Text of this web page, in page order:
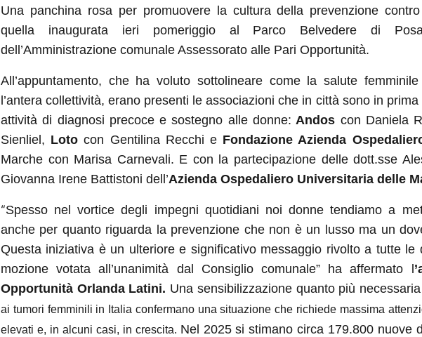
Una panchina rosa per promuovere la cultura della prevenzione
quella inaugurata ieri pomeriggio al Parco Belvedere di
dell’Amministrazione comunale Assessorato alle Pari Opportunità.
All’appuntamento, che ha voluto sottolineare come la salute
l’antera collettività, erano presenti le associazioni che in città sono in
attività di diagnosi precoce e sostegno alle donne: Andos con Daniela
Sienliel, Lotocon Gentilina Recchi e Fondazione Azienda
Marche con Marisa Carnevali. E con la partecipazione delle dott.sse
Giovanna Irene Battistoni dell’Azienda Ospedaliero Universitaria delle
“Spesso nel vortice degli impegni quotidiani noi donne tendiamo a
anche per quanto riguarda la prevenzione che non è un lusso ma un
Questa iniziativa è un ulteriore e significativo messaggio rivolto a tutte le
mozione votata all’unanimità dal Consiglio comunale” ha affermato l
Opportunità Orlanda Latini. Una sensibilizzazione quanto più
ai tumori femminili in Italia confermano una situazione che richiede massima
elevati e, in alcuni casi, in crescita. Nel 2025 si stimano circa 179.800 nuove